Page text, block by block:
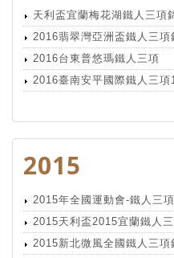
天利盃宜蘭梅花湖鐵人三項
2016翡翠灣亞洲盃鐵人三項
2016台東普悠瑪鐵人三項
2016臺南安平國際鐵人三
2015
2015年全國運動會-鐵人三項
2015天利盃2015宜蘭鐵人
2015新北微風全國鐵人三項